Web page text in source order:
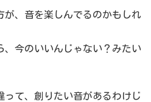
が、音を楽しんでるのかもしれ
、今のいいんじゃない？みたい
って、創りたい音があるわけじ